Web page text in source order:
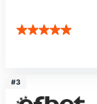
#3